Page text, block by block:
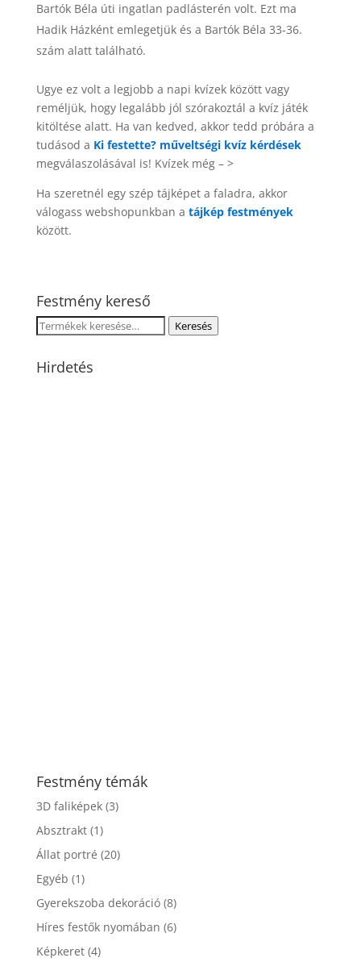
Bartók Béla úti ingatlan padlásterén volt. Ezt ma
Hadik Házként emlegetjük és a Bartók Béla 33-36.
szám alatt található.
Ugye ez volt a legjobb a napi kvízek között vagy
reméljük, hogy legalább jól szórakoztál a kvíz játék
kitöltése alatt. Ha van kedved, akkor tedd próbára a
tudásod a Ki festette? műveltségi kvíz kérdések
megválaszolásával is! Kvízek még – >
Ha szeretnél egy szép tájképet a faladra, akkor
válogass webshopunkban a tájkép festmények
között.
Festmény kereső
Keresés
következőre:
Keresés
Hirdetés
Festmény témák
3D faliképek (3)
Absztrakt (1)
Állat portré (20)
Egyéb (1)
Gyerekszoba dekoráció (8)
Híres festők nyomában (6)
Képkeret (4)